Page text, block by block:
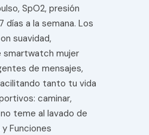
SpO2, presión
a la semana. Los
suavidad,
smartwatch mujer
de mensajes,
tanto tu vida
caminar,
teme al lavado de
y Funciones